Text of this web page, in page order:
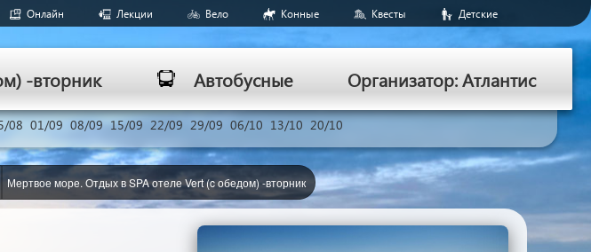
Онлайн Лекции Вело Конные Квесты Детские
-вторник Aвтобусные Организатор: Атлантис
08 01/09 08/09 15/09 22/09 29/09 06/10 13/10 20/10
Мертвое море. Отдых в SPA отеле Vert (c обедом) -вторник